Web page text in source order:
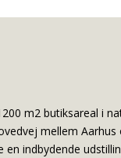
m2 butiksareal i
mellem Aarhus
indbydende